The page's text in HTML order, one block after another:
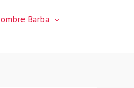
Barba